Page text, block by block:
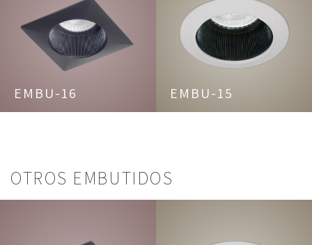
EMBU-16 EMBU-15
OTROS EMBUTIDOS